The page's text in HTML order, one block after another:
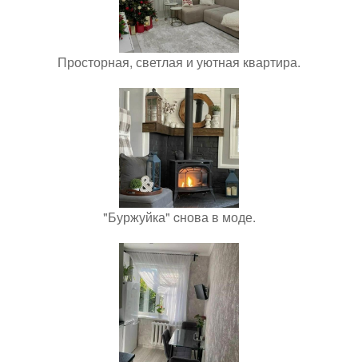
Просторная, светлая и уютная квартира.
"Буржуйка" cнова в моде.